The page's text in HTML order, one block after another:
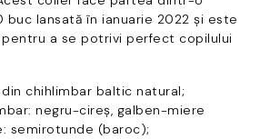
buc lansată în ianuarie 2022 și este
a se potrivi perfect copilului
chihlimbar baltic natural;
negru-cireș, galben-miere
semirotunde (baroc);